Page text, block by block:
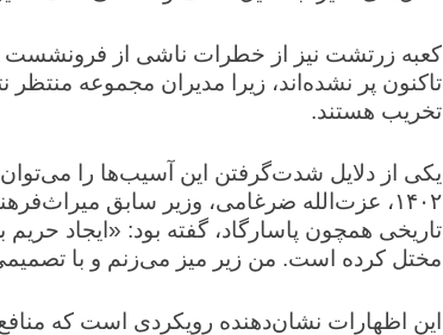
کعبه زرتشت نیز از خطرات ناشی از فرونشست
تاکنون پر نشده‌اند، زیرا مدیران مجموعه
تخریب هستند.
یکی از دلایل شدت‌گرفتن این آسیب‌ها را
۱۴۰۲، عزت‌الله ضرغامی، وزیر سابق
تاریخی همچون پاسارگاد، گفته بود: «ایجاد
مختل کرده است. من زیر میز می‌زنم و با
این اظهارات نشان‌دهنده رویکردی است که